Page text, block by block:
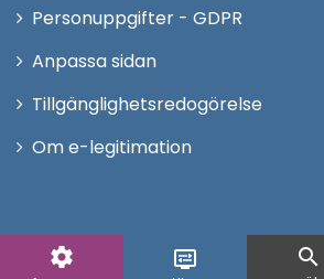
settings display_settings search
Personuppgifter - GDPR
Anpassa sidan
Tillgänglighetsredogörelse
Om e-legitimation